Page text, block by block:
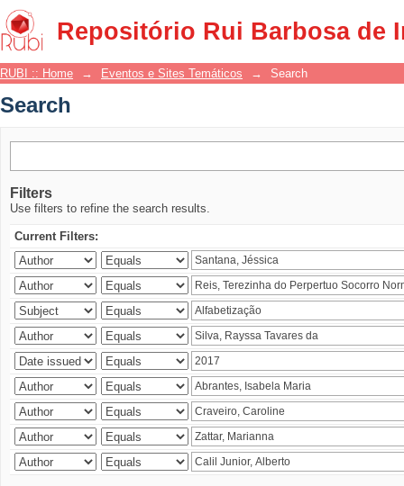
Repositório Rui Barbosa de
Search
RUBI :: Home → Eventos e Sites Temáticos → Search
Search
Filters
Use filters to refine the search results.
Current Filters: